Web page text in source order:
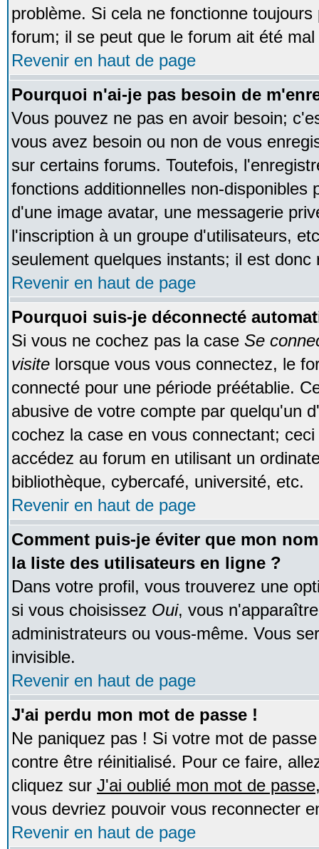
problème. Si cela ne fonctionne
forum; il se peut que le forum ait été
Revenir en haut de page
Pourquoi n'ai-je pas besoin de
Vous pouvez ne pas en avoir besoin;
vous avez besoin ou non de vous
sur certains forums. Toutefois,
fonctions additionnelles non-disponibles
d'une image avatar, une messagerie
l'inscription à un groupe d'utilisateurs,
seulement quelques instants; il est
Revenir en haut de page
Pourquoi suis-je déconnecté
Si vous ne cochez pas la case Se
visite lorsque vous vous connectez, le
connecté pour une période préétablie.
abusive de votre compte par quelqu'un
cochez la case en vous connectant;
accédez au forum en utilisant un
bibliothèque, cybercafé, université, etc.
Revenir en haut de page
Comment puis-je éviter que mon
la liste des utilisateurs en ligne ?
Dans votre profil, vous trouverez une
si vous choisissez Oui, vous
administrateurs ou vous-même. Vous
invisible.
Revenir en haut de page
J'ai perdu mon mot de passe !
Ne paniquez pas ! Si votre mot de
contre être réinitialisé. Pour ce faire,
cliquez sur J'ai oublié mon mot de passe
vous devriez pouvoir vous reconnecter
Revenir en haut de page